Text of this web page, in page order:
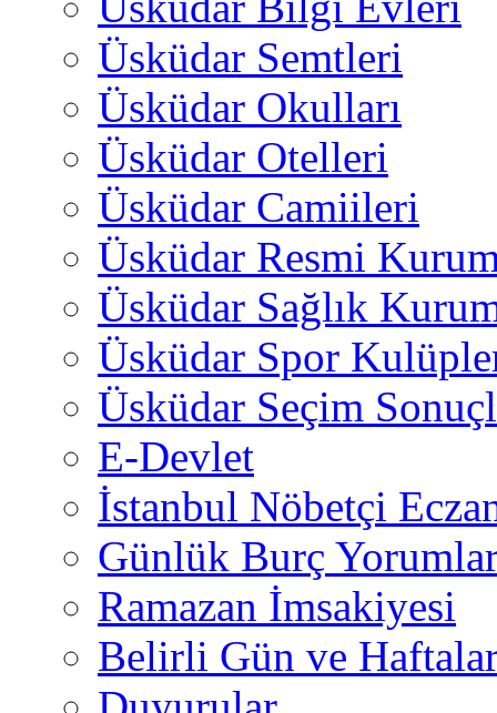
Üsküdar Semtleri
Üsküdar Okulları
Üsküdar Otelleri
Üsküdar Camiileri
Üsküdar Resmi
Üsküdar Sağlık
Üsküdar Spor
Üsküdar Seçim
E-Devlet
İstanbul Nöbetçi
Günlük Burç
Ramazan İmsakiyesi
Belirli Gün ve